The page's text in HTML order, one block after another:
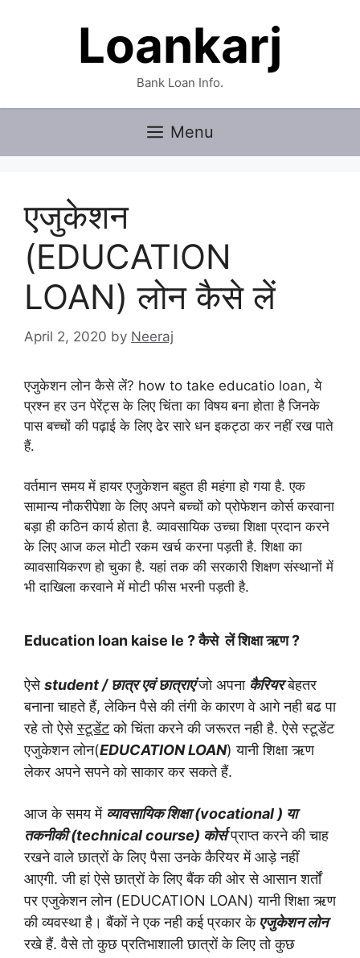
Loankarj
Bank Loan Info.
Menu
एजुकेशन
(EDUCATION
LOAN) लोन कैसे लें
April 2, 2020 by Neeraj
एजुकेशन लोन कैसे लें? how to take educatio loan, ये
प्रश्न हर उन पेरेंट्स के लिए चिंता का विषय बना होता है जिनके
पास बच्चों की पढ़ाई के लिए ढेर सारे धन इकट्ठा कर नहीं रख पाते
हैं.
वर्तमान समय में हायर एजुकेशन बहुत ही महंगा हो गया है. एक
सामान्य नौकरीपेशा के लिए अपने बच्चों को प्रोफेशन कोर्स करवाना
बड़ा ही कठिन कार्य होता है. व्यावसायिक उच्चा शिक्षा प्रदान करने
के लिए आज कल मोटी रकम खर्च करना पड़ती है. शिक्षा का
व्यावसायिकरण हो चुका है. यहां तक की सरकारी शिक्षण संस्थानों में
भी दाखिला करवाने में मोटी फीस भरनी पड़ती है.
Education loan kaise le ? कैसे लें शिक्षा ऋण ?
ऐसेstudent / छात्र एवं छात्राएंजो अपना कैरियरबेहतर
बनाना चाहते हैं, लेकिन पैसे की तंगी के कारण वे आगे नही बढ पा
रहे तो ऐसेस्टूडेंटको चिंता करने की जरूरत नही है.ऐसे स्टूडेंट
एजुकेशन लोन(EDUCATION LOAN) यानी शिक्षा ऋण
लेकर अपने सपने को साकार कर सकते हैं.
आज के समय में व्यावसायिक शिक्षा (vocational ) या
तकनीकी (technical course) कोर्सप्राप्त करने की चाह
रखने वाले छात्रों के लिए पैसा उनके कैरियर में आड़े नहीं
आएगी.जी हां ऐसे छात्रों के लिए बैंक की ओर से आसान शर्तों
पर एजुकेशन लोन (EDUCATION LOAN) यानी शिक्षा ऋण
की व्यवस्था है। बैंकों ने एक नही कई प्रकार केएजुकेशन लोन
रखे हैं.वैसे तो कुछ प्रतिभाशाली छात्रों के लिए तो कुछ